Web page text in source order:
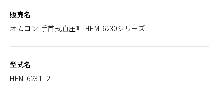
販売名
オムロン 手首式血圧計 HEM-6230シリーズ
型式名
HEM-6231T2